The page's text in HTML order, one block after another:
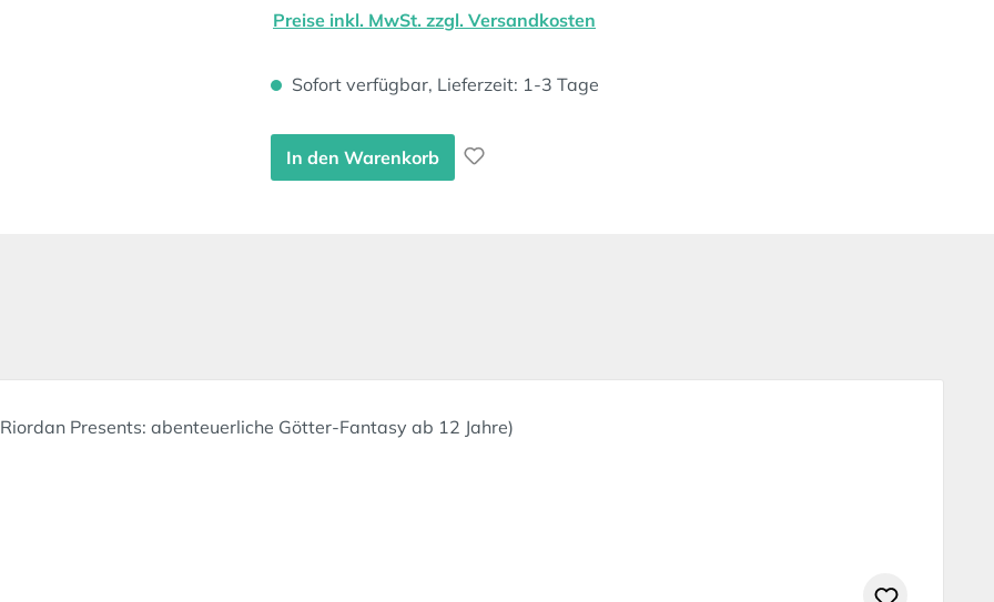
Preise inkl. MwSt. zzgl. Versandkosten
Sofort verfügbar, Lieferzeit: 1-3 Tage
In den Warenkorb